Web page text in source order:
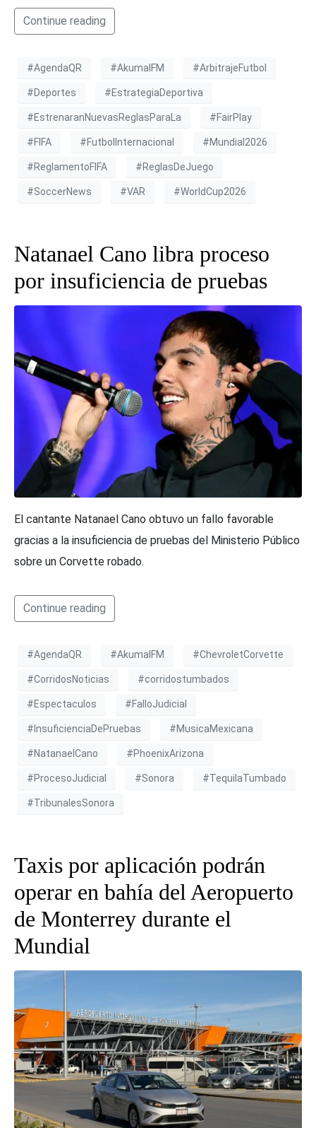
Continue reading
#AgendaQR #AkumalFM #ArbitrajeFutbol
#Deportes #EstrategiaDeportiva
#EstrenaranNuevasReglasParaLa #FairPlay
#FIFA #FutbolInternacional #Mundial2026
#ReglamentoFIFA #ReglasDeJuego
#SoccerNews #VAR #WorldCup2026
Natanael Cano libra proceso
por insuficiencia de pruebas
El cantante Natanael Cano obtuvo un fallo favorable
gracias a la insuficiencia de pruebas del Ministerio Público
sobre un Corvette robado.
Continue reading
#AgendaQR #AkumalFM #ChevroletCorvette
#CorridosNoticias #corridostumbados
#Espectaculos #FalloJudicial
#InsuficienciaDePruebas #MusicaMexicana
#NatanaelCano #PhoenixArizona
#ProcesoJudicial #Sonora #TequilaTumbado
#TribunalesSonora
Taxis por aplicación podrán
operar en bahía del Aeropuerto
de Monterrey durante el
Mundial